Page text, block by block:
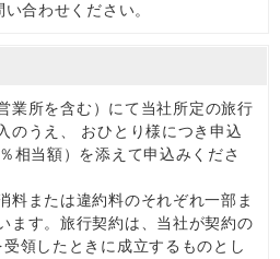
合わせください。
業所を含む）にて当社所定の旅行
のうえ、 おひとり様につき申込
相当額）を添えて申込みくださ
料または違約料のそれぞれ一部ま
ます。旅行契約は、当社が契約の
領したときに成立するものとし